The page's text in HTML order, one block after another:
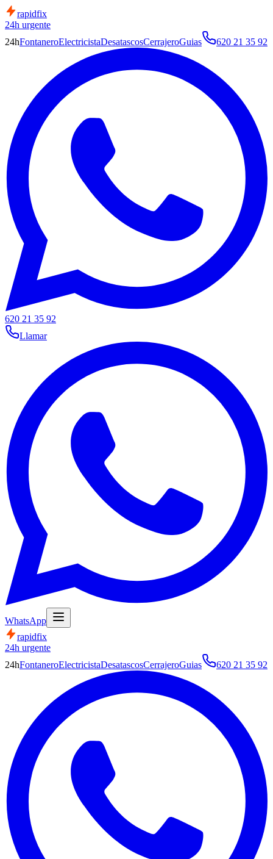
rapidfix
24h urgente
24hFontaneroElectricistaDesatascosCerrajeroGuias 620 21 35 92
620 21 35 92
Llamar
WhatsApp
rapidfix
24h urgente
24hFontaneroElectricistaDesatascosCerrajeroGuias 620 21 35 92